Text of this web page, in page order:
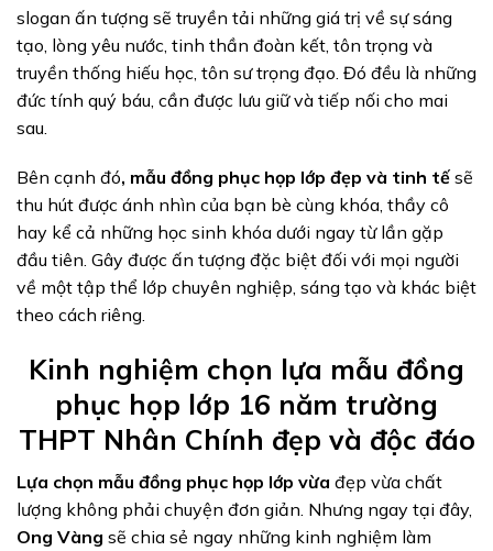
slogan ấn tượng sẽ truyền tải những giá trị về sự sáng
tạo, lòng yêu nước, tinh thần đoàn kết, tôn trọng và
truyền thống hiếu học, tôn sư trọng đạo. Đó đều là những
đức tính quý báu, cần được lưu giữ và tiếp nối cho mai
sau.
Bên cạnh đó, mẫu đồng phục họp lớp đẹp và tinh tế sẽ
thu hút được ánh nhìn của bạn bè cùng khóa, thầy cô
hay kể cả những học sinh khóa dưới ngay từ lần gặp
đầu tiên. Gây được ấn tượng đặc biệt đối với mọi người
về một tập thể lớp chuyên nghiệp, sáng tạo và khác biệt
theo cách riêng.
Kinh nghiệm chọn lựa mẫu đồng
phục họp lớp 16 năm trường
THPT Nhân Chính đẹp và độc đáo
Lựa chọn mẫu đồng phục họp lớp vừa đẹp vừa chất
lượng không phải chuyện đơn giản. Nhưng ngay tại đây,
Ong Vàng sẽ chia sẻ ngay những kinh nghiệm làm